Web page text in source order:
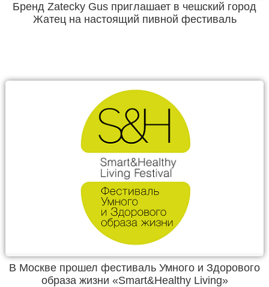
Бренд Zatecky Gus приглашает в чешский город
Жатец на настоящий пивной фестиваль
В Москве прошел фестиваль Умного и Здорового
образа жизни «Smart&Healthy Living»